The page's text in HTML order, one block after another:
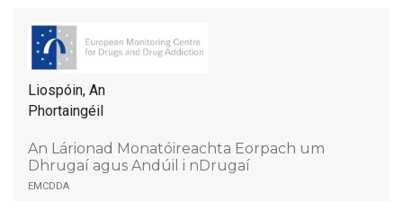
Liospóin, An
Phortaingéil
An Lárionad Monatóireachta Eorpach um
Dhrugaí agus Andúil i nDrugaí
emcdda